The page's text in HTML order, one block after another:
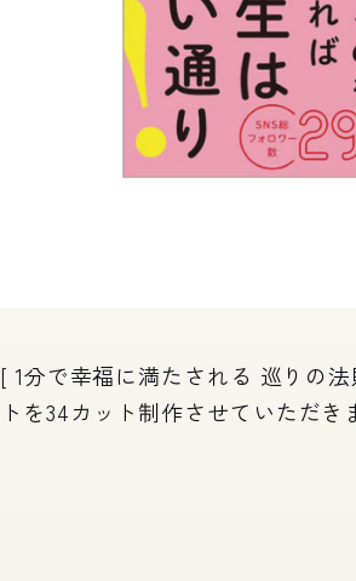
[ 1分で幸福に満たされる 巡りの
トを34カット制作させていただき